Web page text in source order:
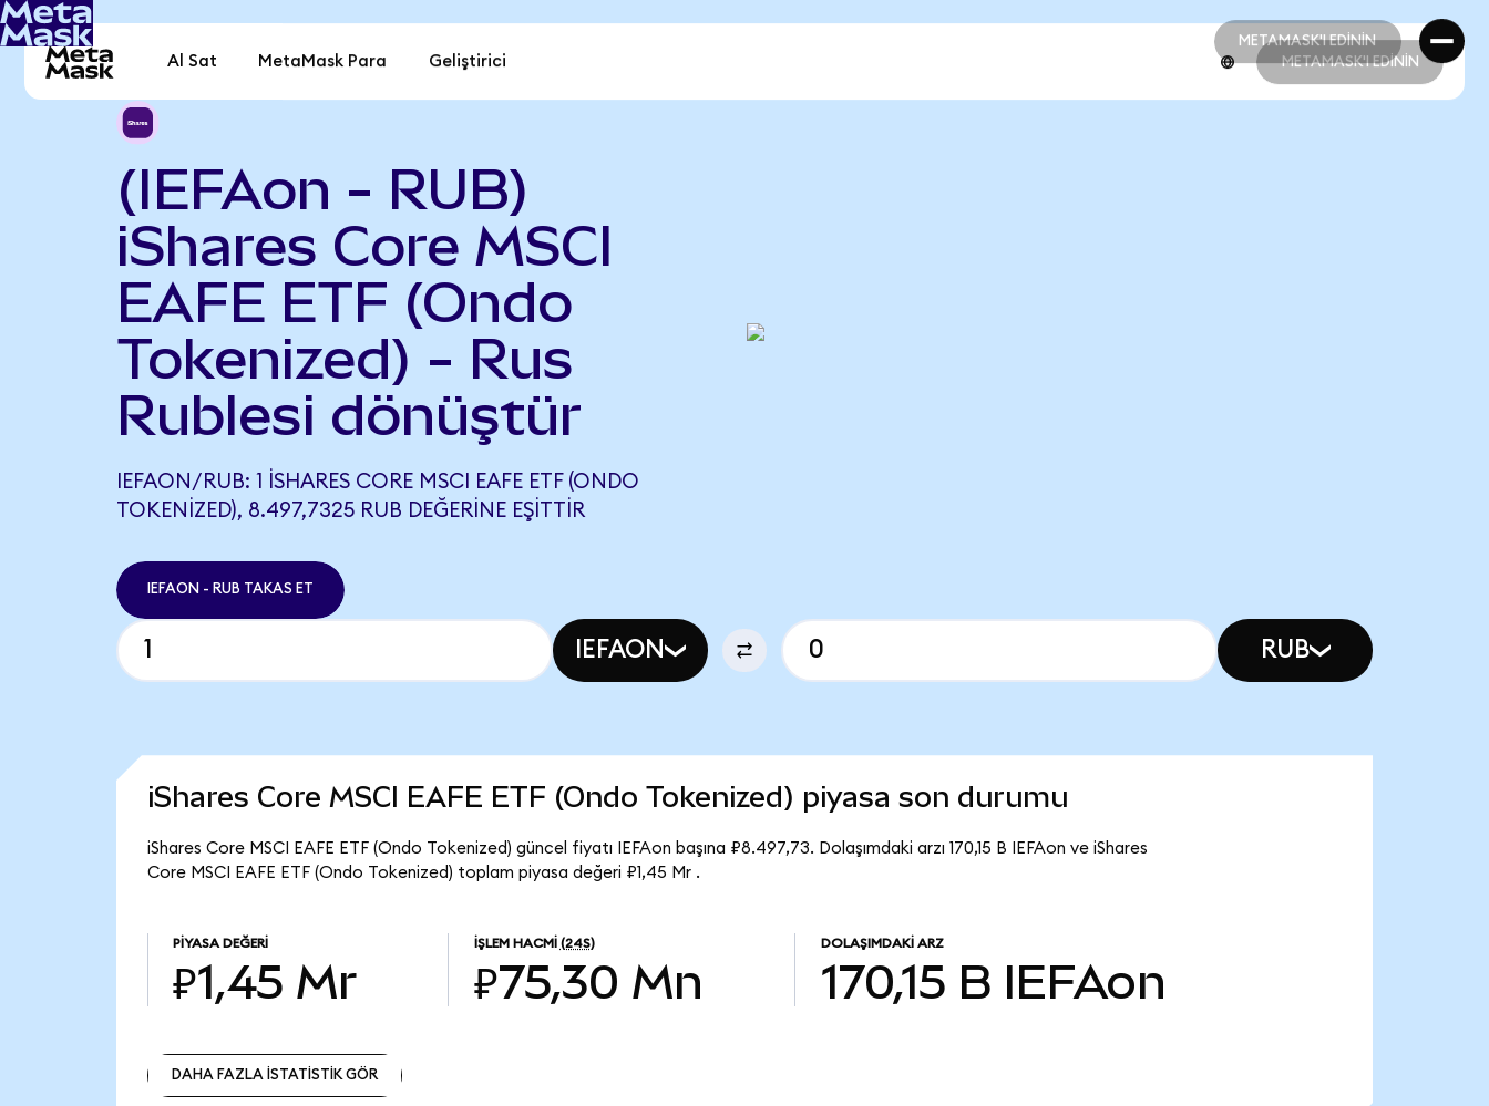
METAMASK'I EDİNİN
METAMASK'I EDİNİN
Al Sat MetaMask Para Geliştirici METAMASK'I EDİNİN
(IEFAon - RUB)
iShares Core MSCI
EAFE ETF (Ondo
Tokenized) - Rus
Rublesi dönüştür
IEFAON/RUB: 1 ISHARES CORE MSCI EAFE ETF (ONDO
TOKENIZED), 8.497,7325 RUB DEĞERINE EŞITTIR
IEFAON - RUB TAKAS ET
IEFAON RUB
iShares Core MSCI EAFE ETF (Ondo Tokenized) piyasa son durumu
iShares Core MSCI EAFE ETF (Ondo Tokenized) güncel fiyatı IEFAon başına ₽8.497,73. Dolaşımdaki arzı 170,15 B IEFAon ve iShares
Core MSCI EAFE ETF (Ondo Tokenized) toplam piyasa değeri ₽1,45 Mr .
PIYASA DEĞERI
₽1,45 Mr
İŞLEM HACMI (24S)
₽75,30 Mn
DOLAŞIMDAKI ARZ
170,15 B IEFAon
DAHA FAZLA İSTATİSTİK GÖR